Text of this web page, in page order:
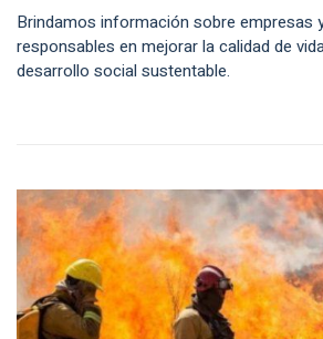
Brindamos información sobre empresas
responsables en mejorar la calidad de
desarrollo social sustentable.